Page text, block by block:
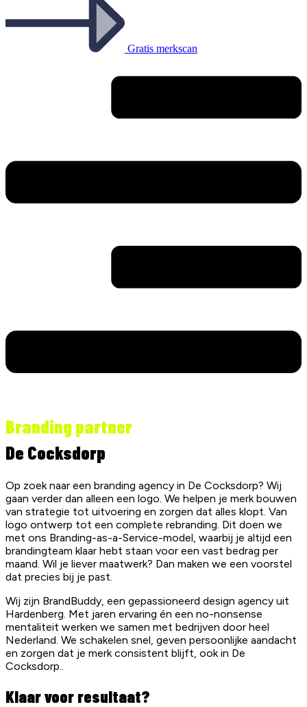
Gratis merkscan
Branding partner
De Cocksdorp
Op zoek naar een branding agency in De Cocksdorp? Wij
gaan verder dan alleen een logo. We helpen je merk bouwen
van strategie tot uitvoering en zorgen dat alles klopt. Van
logo ontwerp tot een complete rebranding. Dit doen we
met ons Branding-as-a-Service-model, waarbij je altijd een
brandingteam klaar hebt staan voor een vast bedrag per
maand. Wil je liever maatwerk? Dan maken we een voorstel
dat precies bij je past.
Wij zijn BrandBuddy, een gepassioneerd design agency uit
Hardenberg. Met jaren ervaring én een no-nonsense
mentaliteit werken we samen met bedrijven door heel
Nederland. We schakelen snel, geven persoonlijke aandacht
en zorgen dat je merk consistent blijft, ook in De
Cocksdorp..
Klaar voor resultaat?